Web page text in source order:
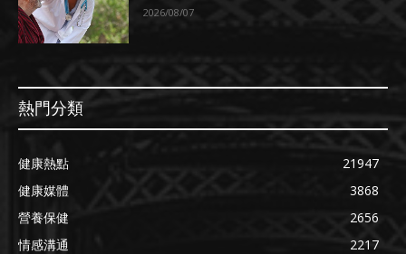
2026/08/07
熱門分類
健康熱點
21947
健康媒體
3868
營養保健
2656
情感溝通
2217